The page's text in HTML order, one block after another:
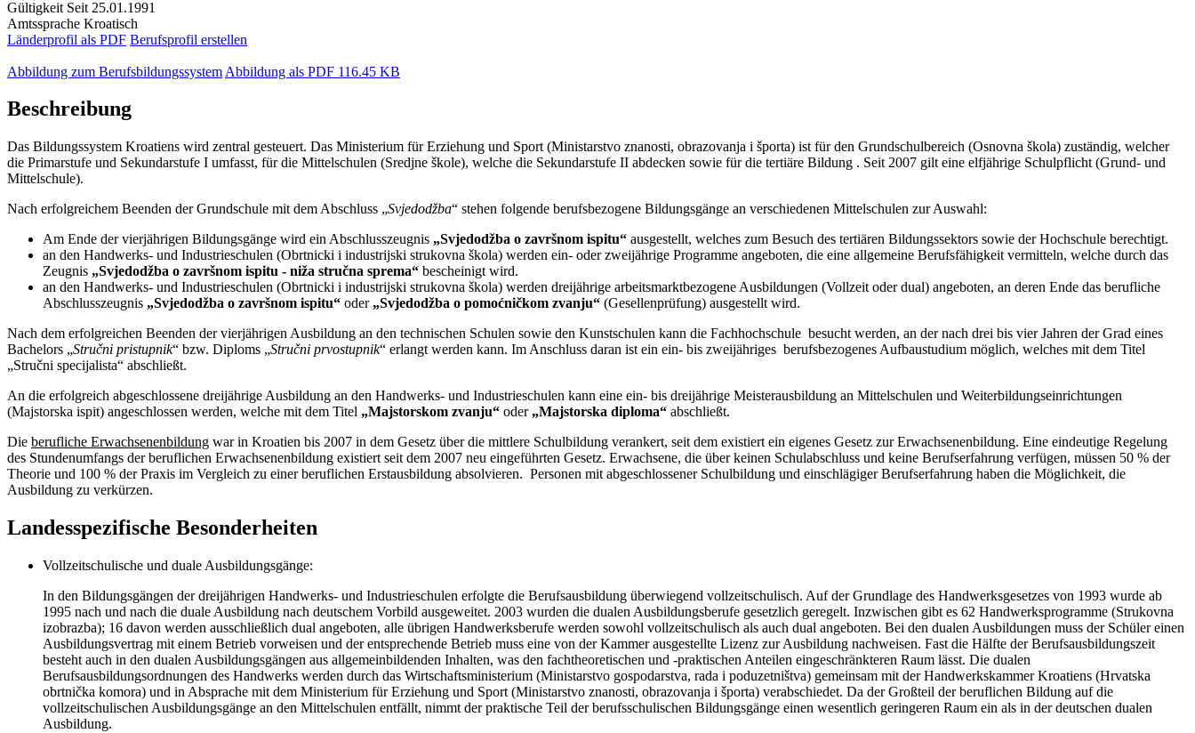
Gültigkeit Seit 25.01.1991
Amtssprache Kroatisch
Länderprofil als PDF Berufsprofil erstellen
Abbildung zum Berufsbildungssystem Abbildung als PDF 116.45 KB
Beschreibung
Das Bildungssystem Kroatiens wird zentral gesteuert. Das Ministerium für Erziehung und Sport (Ministarstvo znanosti, obrazovanja i športa) ist für den Grundschulbereich (Osnovna škola) zuständig, welcher
die Primarstufe und Sekundarstufe I umfasst, für die Mittelschulen (Sredjne škole), welche die Sekundarstufe II abdecken sowie für die tertiäre Bildung . Seit 2007 gilt eine elfjährige Schulpflicht (Grund- und
Mittelschule).
Nach erfolgreichem Beenden der Grundschule mit dem Abschluss „Svjedodžba“ stehen folgende berufsbezogene Bildungsgänge an verschiedenen Mittelschulen zur Auswahl:
Am Ende der vierjährigen Bildungsgänge wird ein Abschlusszeugnis „Svjedodžba o završnom ispitu“ ausgestellt, welches zum Besuch des tertiären Bildungssektors sowie der Hochschule berechtigt.
an den Handwerks- und Industrieschulen (Obrtnicki i industrijski strukovna škola) werden ein- oder zweijährige Programme angeboten, die eine allgemeine Berufsfähigkeit vermitteln, welche durch das
Zeugnis „Svjedodžba o završnom ispitu - niža stručna sprema“ bescheinigt wird.
an den Handwerks- und Industrieschulen (Obrtnicki i industrijski strukovna škola) werden dreijährige arbeitsmarktbezogene Ausbildungen (Vollzeit oder dual) angeboten, an deren Ende das berufliche
Abschlusszeugnis „Svjedodžba o završnom ispitu“ oder„Svjedodžba o pomoćničkom zvanju“ (Gesellenprüfung) ausgestellt wird.
Nach dem erfolgreichen Beenden der vierjährigen Ausbildung an den technischen Schulen sowie den Kunstschulen kann die Fachhochschule besucht werden, an der nach drei bis vier Jahren der Grad eines
Bachelors „Stručni pristupnik“ bzw. Diploms „Stručni prvostupnik“ erlangt werden kann. Im Anschluss daran ist ein ein- bis zweijähriges berufsbezogenes Aufbaustudium möglich, welches mit dem Titel
„Stručni specijalista“ abschließt.
An die erfolgreich abgeschlossene dreijährige Ausbildung an den Handwerks- und Industrieschulen kann eine ein- bis dreijährige Meisterausbildung an Mittelschulen und Weiterbildungseinrichtungen
(Majstorska ispit) angeschlossen werden, welche mit dem Titel „Majstorskom zvanju“ oder „Majstorska diploma“ abschließt.
Die berufliche Erwachsenenbildung war in Kroatien bis 2007 in dem Gesetz über die mittlere Schulbildung verankert, seit dem existiert ein eigenes Gesetz zur Erwachsenenbildung. Eine eindeutige Regelung
des Stundenumfangs der beruflichen Erwachsenenbildung existiert seit dem 2007 neu eingeführten Gesetz. Erwachsene, die über keinen Schulabschluss und keine Berufserfahrung verfügen, müssen 50 % der
Theorie und 100 % der Praxis im Vergleich zu einer beruflichen Erstausbildung absolvieren. Personen mit abgeschlossener Schulbildung und einschlägiger Berufserfahrung haben die Möglichkeit, die
Ausbildung zu verkürzen.
Landesspezifische Besonderheiten
Vollzeitschulische und duale Ausbildungsgänge:
In den Bildungsgängen der dreijährigen Handwerks- und Industrieschulen erfolgte die Berufsausbildung überwiegend vollzeitschulisch. Auf der Grundlage des Handwerksgesetzes von 1993 wurde ab
1995 nach und nach die duale Ausbildung nach deutschem Vorbild ausgeweitet. 2003 wurden die dualen Ausbildungsberufe gesetzlich geregelt. Inzwischen gibt es 62 Handwerksprogramme (Strukovna
izobrazba); 16 davon werden ausschließlich dual angeboten, alle übrigen Handwerksberufe werden sowohl vollzeitschulisch als auch dual angeboten. Bei den dualen Ausbildungen muss der Schüler einen
Ausbildungsvertrag mit einem Betrieb vorweisen und der entsprechende Betrieb muss eine von der Kammer ausgestellte Lizenz zur Ausbildung nachweisen. Fast die Hälfte der Berufsausbildungszeit
besteht auch in den dualen Ausbildungsgängen aus allgemeinbildenden Inhalten, was den fachtheoretischen und -praktischen Anteilen eingeschränkteren Raum lässt. Die dualen
Berufsausbildungsordnungen des Handwerks werden durch das Wirtschaftsministerium (Ministarstvo gospodarstva, rada i poduzetništva) gemeinsam mit der Handwerkskammer Kroatiens (Hrvatska
obrtnička komora) und in Absprache mit dem Ministerium für Erziehung und Sport (Ministarstvo znanosti, obrazovanja i športa) verabschiedet. Da der Großteil der beruflichen Bildung auf die
vollzeitschulischen Ausbildungsgänge an den Mittelschulen entfällt, nimmt der praktische Teil der berufsschulischen Bildungsgänge einen wesentlich geringeren Raum ein als in der deutschen dualen
Ausbildung.